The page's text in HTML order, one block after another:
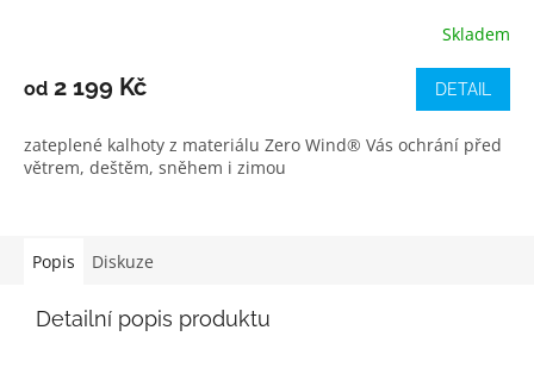
Skladem
od 2 199 Kč DETAIL
zateplené kalhoty z materiálu Zero Wind® Vás ochrání před
větrem, deštěm, sněhem i zimou
Popis Diskuze
Detailní popis produktu